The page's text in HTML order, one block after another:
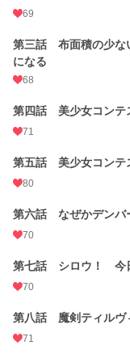
69
第三話 布面積の少な
になる
68
第四話 美少女コンテ
71
第五話 美少女コンテ
80
第六話 なぜかデンバ
70
第七話 シロウ！ 今
70
第八話 魔剣ティルヴ
71